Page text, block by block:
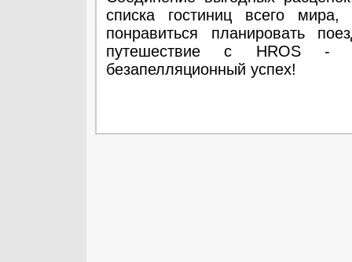
списка гостиниц всего
понравиться планировать
путешествие с HROS -
безапелляционный успех!